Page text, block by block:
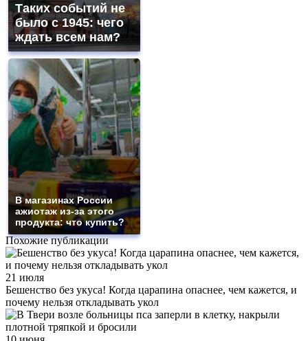
Таких событий не
было с 1945: чего
ждать всем нам?
В магазинах России
ажиотаж из-за этого
продукта: что купить?
Похожие публикации
21 июля
Бешенство без укуса! Когда царапина опаснее, чем кажется, и
почему нельзя откладывать укол